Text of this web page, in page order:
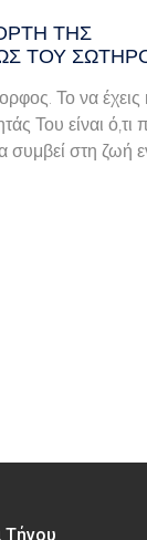
ΤΗΣ
ΤΟΥ
Το να έχεις
Του είναι ό,τι
συμβεί στη ζωή